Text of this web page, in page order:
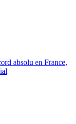
absolu en France,